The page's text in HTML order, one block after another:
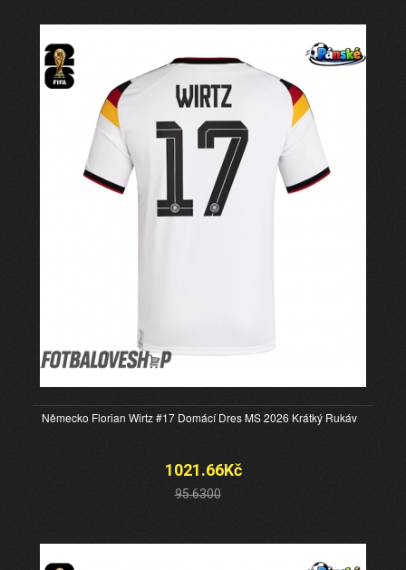
Německo Florian Wirtz #17 Domácí Dres MS 2026 Krátký Rukáv
1021.66Kč
95.6300